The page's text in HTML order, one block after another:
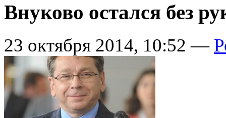
вводить санкции в
отношении России
Вслед за
Сбербанком в суд
ЕС может
обратиться и
Внешэкономбанк
Вечер с
Владимиром
Соловьевым. Эфир
от 23.10.2014.
Прямая видео-
Внуково остался без
23 октября 2014, 10:52 —